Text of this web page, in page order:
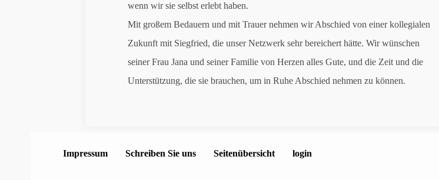
wenn wir sie selbst erlebt haben.
Mit großem Bedauern und mit Trauer nehmen wir Abschied von einer kollegialen
Zukunft mit Siegfried, die unser Netzwerk sehr bereichert hätte. Wir wünschen
seiner Frau Jana und seiner Familie von Herzen alles Gute, und die Zeit und die
Unterstützung, die sie brauchen, um in Ruhe Abschied nehmen zu können.
Impressum Schreiben Sie uns Seitenübersicht login